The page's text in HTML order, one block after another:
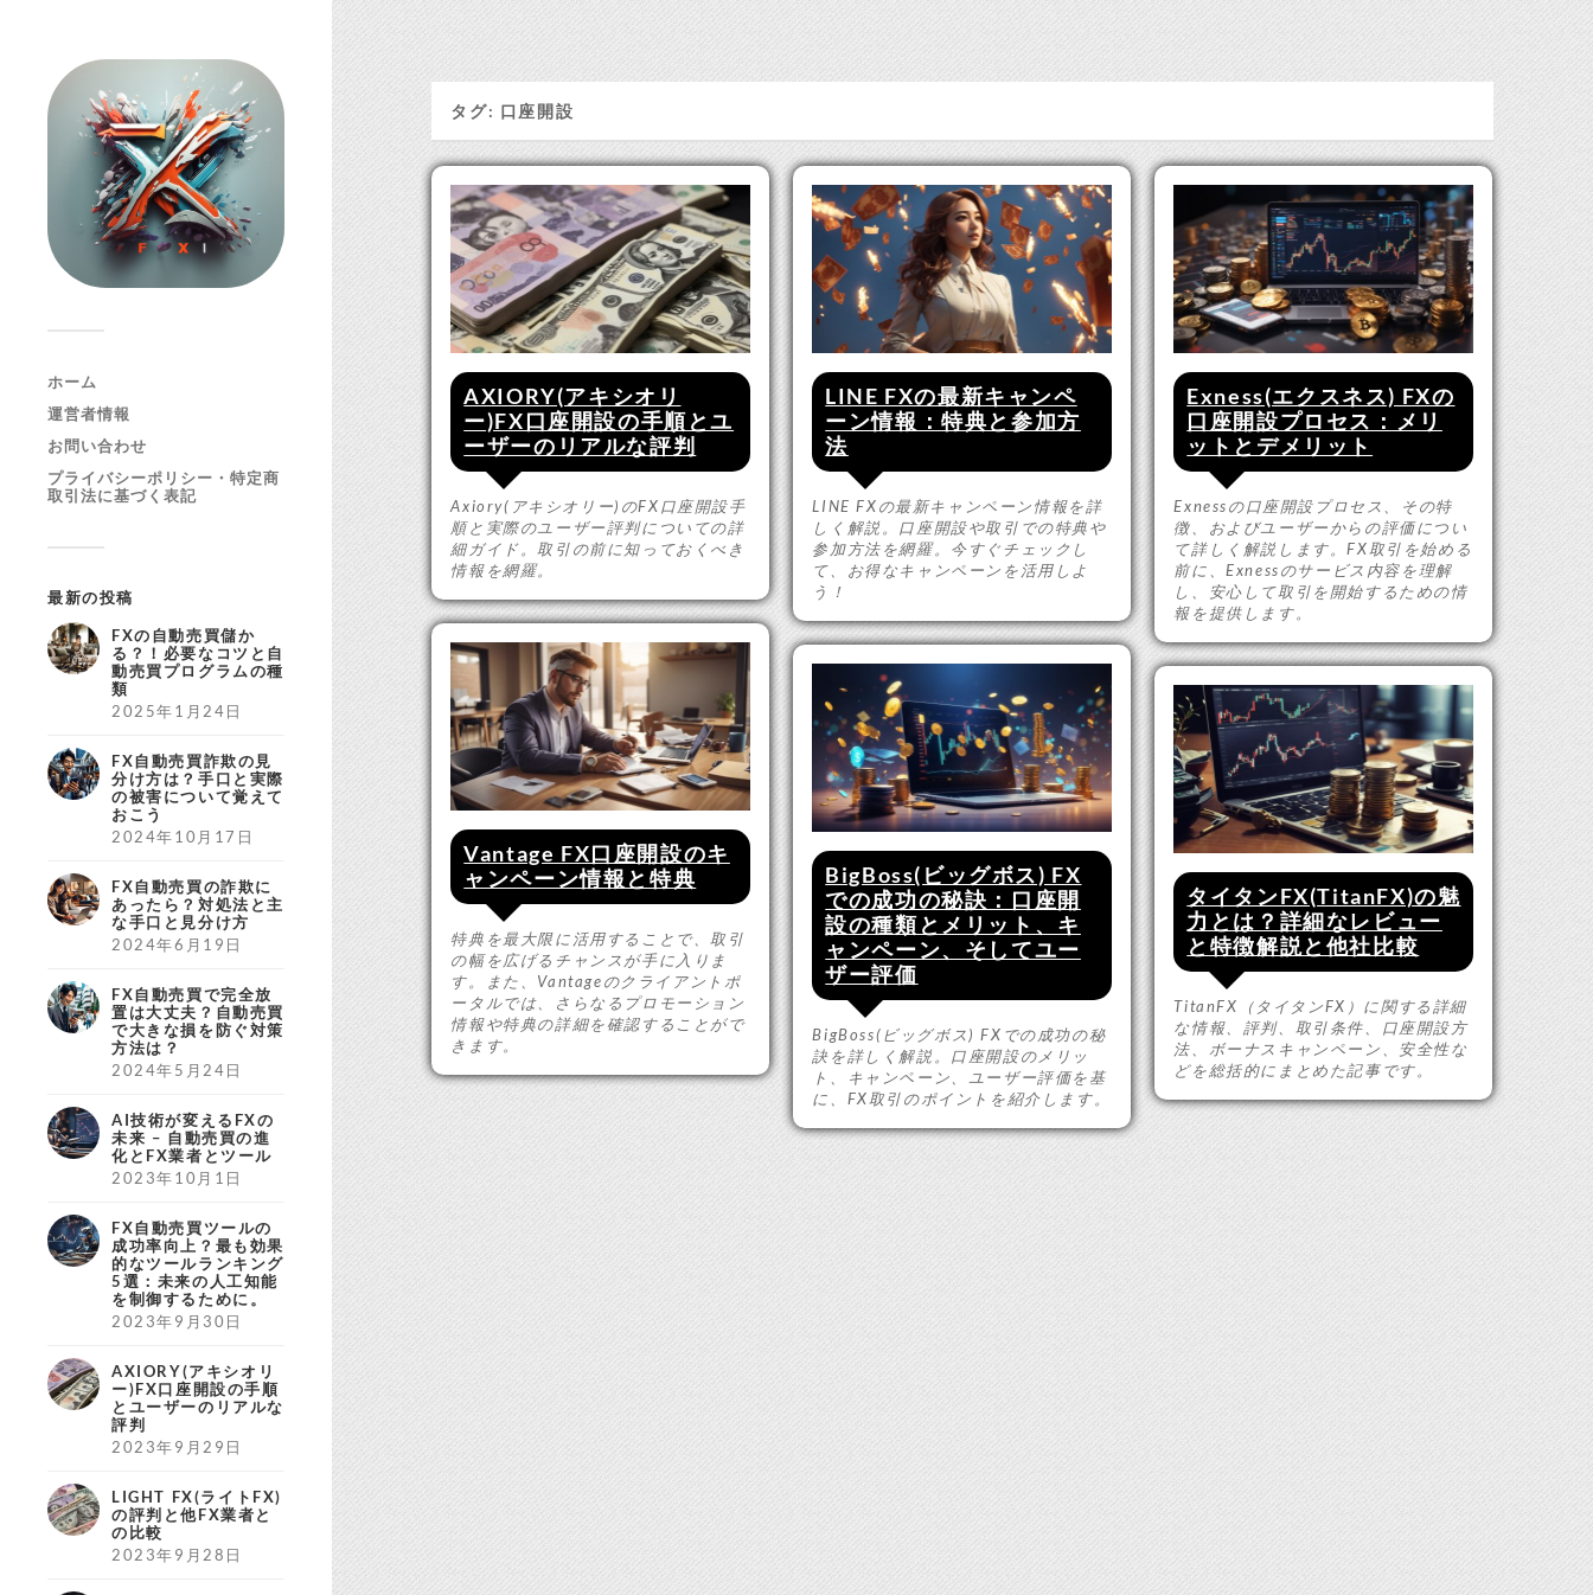
ホーム
運営者情報
お問い合わせ
プライバシーポリシー・特定商
取引法に基づく表記
最新の投稿
FXの自動売買儲か
る？！必要なコツと自
動売買プログラムの種
類
2025年1月24日
FX自動売買詐欺の見
分け方は？手口と実際
の被害について覚えて
おこう
2024年10月17日
FX自動売買の詐欺に
あったら？対処法と主
な手口と見分け方
2024年6月19日
FX自動売買で完全放
置は大丈夫？自動売買
で大きな損を防ぐ対策
方法は？
2024年5月24日
AI技術が変えるFXの
未来 – 自動売買の進
化とFX業者とツール
2023年10月1日
FX自動売買ツールの
成功率向上？最も効果
的なツールランキング
5選：未来の人工知能
を制御するために。
2023年9月30日
AXIORY(アキシオリ
ー)FX口座開設の手順
とユーザーのリアルな
評判
2023年9月29日
LIGHT FX(ライトFX)
の評判と他FX業者と
の比較
2023年9月28日
タグ: 口座開設
AXIORY(アキシオリ
ー)FX口座開設の手順とユ
ーザーのリアルな評判
Axiory(アキシオリー)のFX口座開設手
順と実際のユーザー評判についての詳
細ガイド。取引の前に知っておくべき
情報を網羅。
LINE FXの最新キャンペ
ーン情報：特典と参加方
法
LINE FXの最新キャンペーン情報を詳
しく解説。口座開設や取引での特典や
参加方法を網羅。今すぐチェックし
て、お得なキャンペーンを活用しよ
う！
Exness(エクスネス) FXの
口座開設プロセス：メリ
ットとデメリット
Exnessの口座開設プロセス、その特
徴、およびユーザーからの評価につい
て詳しく解説します。FX取引を始める
前に、Exnessのサービス内容を理解
し、安心して取引を開始するための情
報を提供します。
Vantage FX口座開設のキ
ャンペーン情報と特典
特典を最大限に活用することで、取引
の幅を広げるチャンスが手に入りま
す。また、Vantageのクライアントポ
ータルでは、さらなるプロモーション
情報や特典の詳細を確認することがで
きます。
BigBoss(ビッグボス) FX
での成功の秘訣：口座開
設の種類とメリット、キ
ャンペーン、そしてユー
ザー評価
BigBoss(ビッグボス) FXでの成功の秘
訣を詳しく解説。口座開設のメリッ
ト、キャンペーン、ユーザー評価を基
に、FX取引のポイントを紹介します。
タイタンFX(TitanFX)の魅
力とは？詳細なレビュー
と特徴解説と他社比較
TitanFX（タイタンFX）に関する詳細
な情報、評判、取引条件、口座開設方
法、ボーナスキャンペーン、安全性な
どを総括的にまとめた記事です。